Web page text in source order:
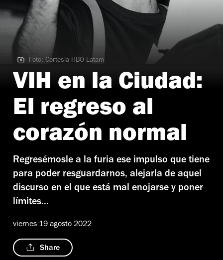
Foto: Cortesía HBO Latam
Foto: Cortesía HBO Latam
VIH en la Ciudad:
El regreso al
corazón normal
Regresémosle a la furia ese impulso que tiene
para poder resguardarnos, alejarla de aquel
discurso en el que está mal enojarse y poner
límites...
viernes 19 agosto 2022
Share